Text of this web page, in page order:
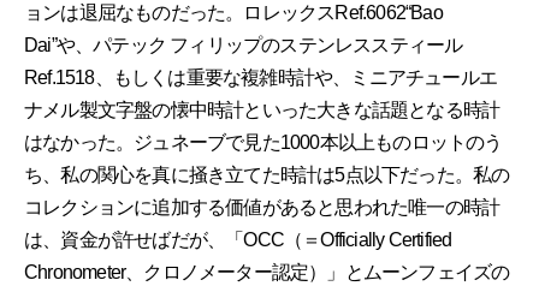
ョンは退屈なものだった。ロレックスRef.6062“Bao
Dai”や、パテック フィリップのステンレススティール
Ref.1518、もしくは重要な複雑時計や、ミニアチュールエ
ナメル製文字盤の懐中時計といった大きな話題となる時計
はなかった。ジュネーブで見た1000本以上ものロットのう
ち、私の関心を真に掻き立てた時計は5点以下だった。私の
コレクションに追加する価値があると思われた唯一の時計
は、資金が許せばだが、「OCC（＝Officially Certified
Chronometer、クロノメーター認定）」とムーンフェイズの